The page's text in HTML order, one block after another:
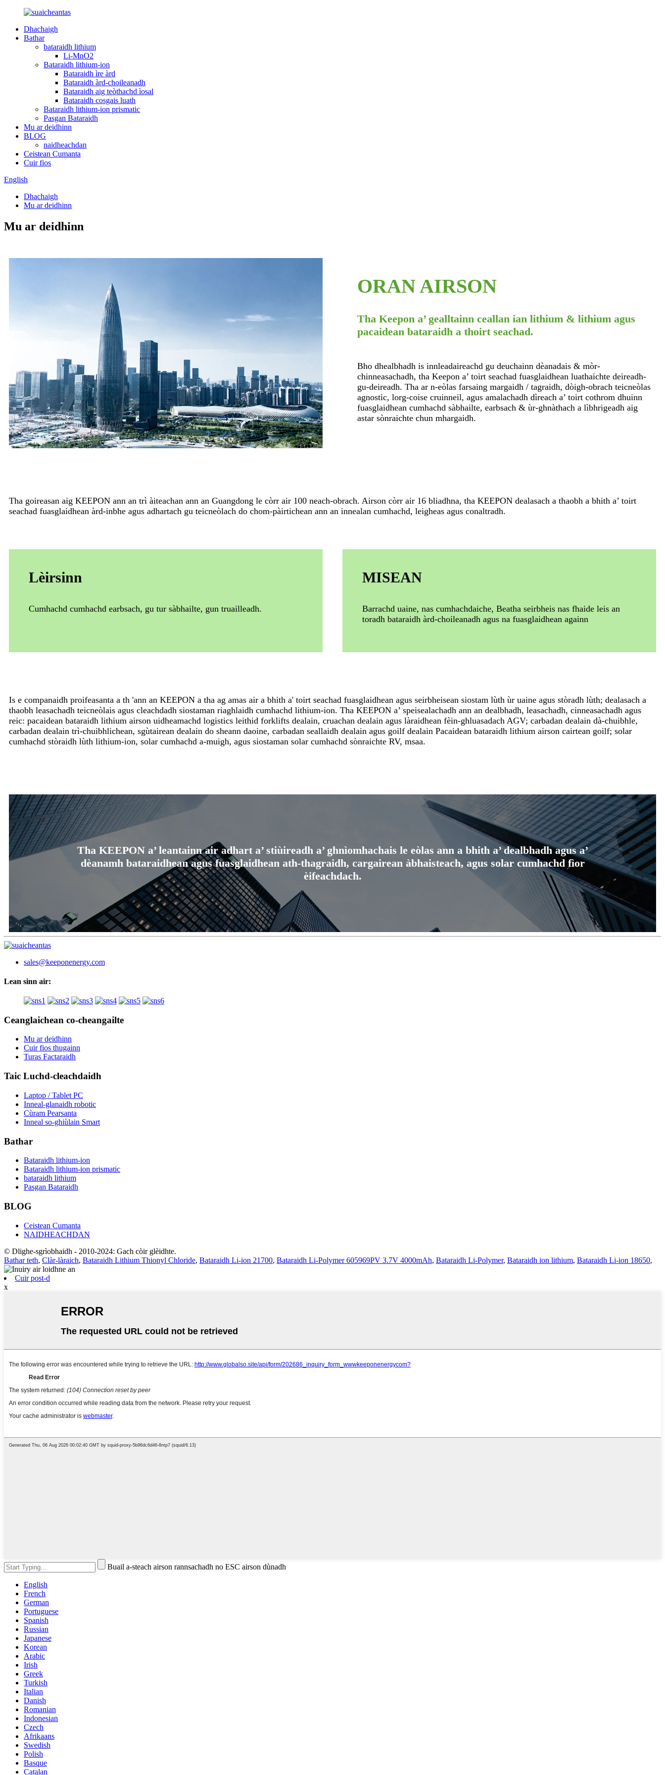
Dhachaigh
Bathar
bataraidh lithium
Li-MnO2
Bataraidh lithium-ion
Bataraidh ìre àrd
Bataraidh àrd-choileanadh
Bataraidh aig teòthachd ìosal
Bataraidh cosgais luath
Bataraidh lithium-ion prismatic
Pasgan Bataraidh
Mu ar deidhinn
BLOG
naidheachdan
Ceistean Cumanta
Cuir fios
English
Dhachaigh
Mu ar deidhinn
Mu ar deidhinn
ORAN AIRSON
Tha Keepon a’ gealltainn ceallan ian lithium & lithium agus
pacaidean bataraidh a thoirt seachad.
Bho dhealbhadh is innleadaireachd gu deuchainn dèanadais & mòr-
chinneasachadh, tha Keepon a’ toirt seachad fuasglaidhean luathaichte deireadh-
gu-deireadh. Tha ar n-eòlas farsaing margaidh / tagraidh, dòigh-obrach teicneòlas
agnostic, lorg-coise cruinneil, agus amalachadh dìreach a’ toirt cothrom dhuinn
fuasglaidhean cumhachd sàbhailte, earbsach & ùr-ghnàthach a lìbhrigeadh aig
astar sònraichte chun mhargaidh.
Tha goireasan aig KEEPON ​​ann an trì àiteachan ann an Guangdong le còrr air 100 neach-obrach. Airson còrr air 16 bliadhna, tha KEEPON ​​dealasach a thaobh a bhith a’ toirt
seachad fuasglaidhean àrd-inbhe agus adhartach gu teicneòlach do chom-pàirtichean ann an innealan cumhachd, leigheas agus conaltradh.
Lèirsinn
Cumhachd cumhachd earbsach, gu tur sàbhailte, gun truailleadh.
MISEAN
Barrachd uaine, nas cumhachdaiche, Beatha seirbheis nas fhaide leis an
toradh bataraidh àrd-choileanadh agus na fuasglaidhean againn
Is e companaidh proifeasanta a th 'ann an KEEPON ​​​​a tha ag amas air a bhith a' toirt seachad fuasglaidhean agus seirbheisean siostam lùth ùr uaine agus stòradh lùth; dealasach a
thaobh leasachadh teicneòlais agus cleachdadh siostaman riaghlaidh cumhachd lithium-ion. Tha KEEPON ​​​​a’ speisealachadh ann an dealbhadh, leasachadh, cinneasachadh agus
reic: pacaidean bataraidh lithium airson uidheamachd logistics leithid forklifts dealain, cruachan dealain agus làraidhean fèin-ghluasadach AGV; carbadan dealain dà-chuibhle,
carbadan dealain trì-chuibhlichean, sgùtairean dealain do sheann daoine, carbadan seallaidh dealain agus goilf dealain Pacaidean bataraidh lithium airson cairtean goilf; solar
cumhachd stòraidh lùth lithium-ion, solar cumhachd a-muigh, agus siostaman solar cumhachd sònraichte RV, msaa.
Tha KEEPON ​​a’ leantainn air adhart a’ stiùireadh a’ ghnìomhachais le eòlas ann a bhith a’ dealbhadh agus a’
dèanamh bataraidhean agus fuasglaidhean ath-thagraidh, cargairean àbhaisteach, agus solar cumhachd fìor
èifeachdach.
sales@keeponenergy.com
Lean sinn air:
Ceanglaichean co-cheangailte
Mu ar deidhinn
Cuir fios thugainn
Turas Factaraidh
Taic Luchd-cleachdaidh
Laptop / Tablet PC
Inneal-glanaidh robotic
Cùram Pearsanta
Inneal so-ghiùlain Smart
Bathar
Bataraidh lithium-ion
Bataraidh lithium-ion prismatic
bataraidh lithium
Pasgan Bataraidh
BLOG
Ceistean Cumanta
NAIDHEACHDAN
© Dlighe-sgrìobhaidh - 2010-2024: Gach còir glèidhte.
Bathar teth, Clàr-làraich, Bataraidh Lithium Thionyl Chloride, Bataraidh Li-ion 21700, Bataraidh Li-Polymer 605969PV 3.7V 4000mAh, Bataraidh Li-Polymer, Bataraidh ion lithium, Bataraidh Li-ion 18650,
Cuir post-d
x
Buail a-steach airson rannsachadh no ESC airson dùnadh
English
French
German
Portuguese
Spanish
Russian
Japanese
Korean
Arabic
Irish
Greek
Turkish
Italian
Danish
Romanian
Indonesian
Czech
Afrikaans
Swedish
Polish
Basque
Catalan